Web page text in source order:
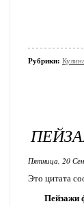
Рубрики:
Пятница, 20
Это цитата
Пейзажи